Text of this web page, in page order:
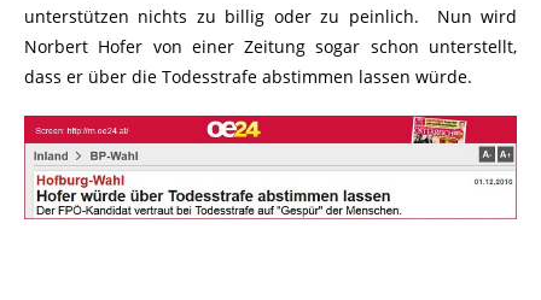
unterstützen nichts zu billig oder zu peinlich. Nun wird
Norbert Hofer von einer Zeitung sogar schon unterstellt,
dass er über die Todesstrafe abstimmen lassen würde.